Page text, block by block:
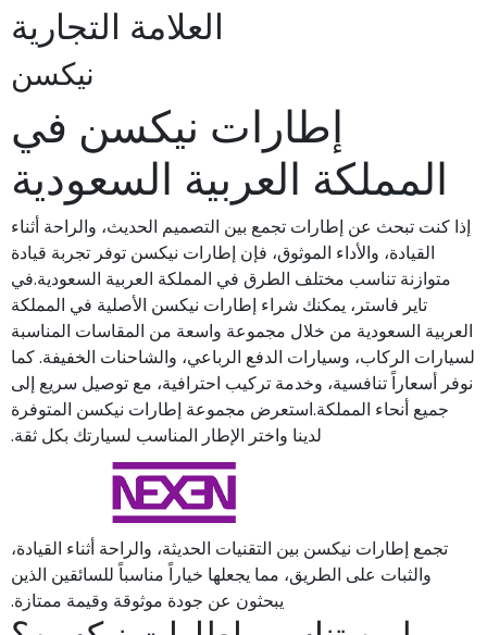
العلامة التجارية
نيكسن
إطارات نيكسن في
المملكة العربية السعودية
إذا كنت تبحث عن إطارات تجمع بين التصميم الحديث، والراحة أثناء
القيادة، والأداء الموثوق، فإن إطارات نيكسن توفر تجربة قيادة
متوازنة تناسب مختلف الطرق في المملكة العربية السعودية.في
تاير فاستر، يمكنك شراء إطارات نيكسن الأصلية في المملكة
العربية السعودية من خلال مجموعة واسعة من المقاسات المناسبة
لسيارات الركاب، وسيارات الدفع الرباعي، والشاحنات الخفيفة. كما
نوفر أسعاراً تنافسية، وخدمة تركيب احترافية، مع توصيل سريع إلى
جميع أنحاء المملكة.استعرض مجموعة إطارات نيكسن المتوفرة
لدينا واختر الإطار المناسب لسيارتك بكل ثقة.
تجمع إطارات نيكسن بين التقنيات الحديثة، والراحة أثناء القيادة،
والثبات على الطريق، مما يجعلها خياراً مناسباً للسائقين الذين
يبحثون عن جودة موثوقة وقيمة ممتازة.